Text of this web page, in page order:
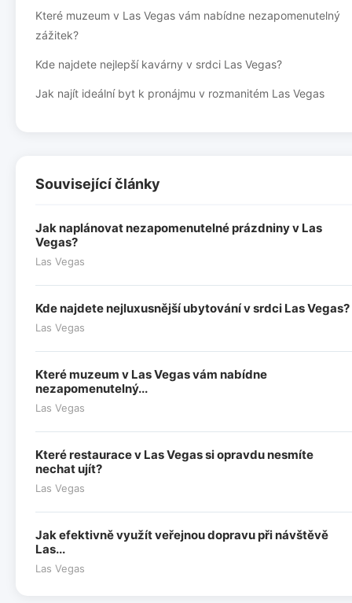
Které muzeum v Las Vegas vám nabídne nezapomenutelný
zážitek?
Kde najdete nejlepší kavárny v srdci Las Vegas?
Jak najít ideální byt k pronájmu v rozmanitém Las Vegas
Související články
Jak naplánovat nezapomenutelné prázdniny v Las
Vegas?
Las Vegas
Kde najdete nejluxusnější ubytování v srdci Las Vegas?
Las Vegas
Které muzeum v Las Vegas vám nabídne
nezapomenutelný...
Las Vegas
Které restaurace v Las Vegas si opravdu nesmíte
nechat ujít?
Las Vegas
Jak efektivně využít veřejnou dopravu při návštěvě
Las...
Las Vegas